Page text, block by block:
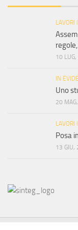
LAVORI
10
IN
Uno
20
LAVORI
Posa
13 GIU,